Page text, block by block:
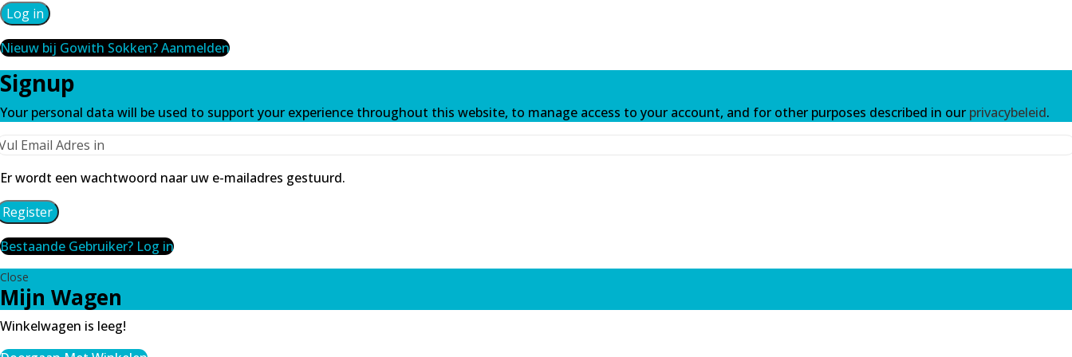
Log in
Nieuw bij Gowith Sokken? Aanmelden
Signup
Your personal data will be used to support your experience throughout this website, to manage access to your account, and for other purposes described in our privacybeleid.
Er wordt een wachtwoord naar uw e-mailadres gestuurd.
Register
Bestaande Gebruiker? Log in
Close
Mijn Wagen
Winkelwagen is leeg!